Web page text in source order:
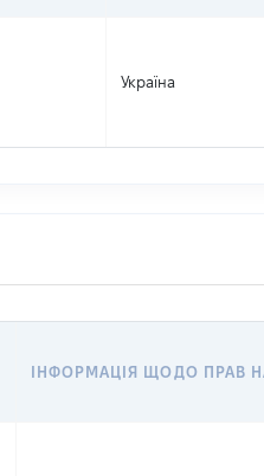
Україна
ІНФОРМАЦІЯ ЩОДО ПРАВ